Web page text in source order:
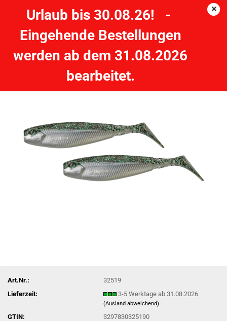
Urlaub bis 30.08.26! -
Eingehende Bestellungen
werden ab dem 31.08.2026
bearbeitet.
2 Stück 3.1" GUNKI G'BUMB 8cm Green Shiner
Art.Nr.:
32519
Lieferzeit:
3-5 Werktage ab 31.08.2026
(Ausland abweichend)
GTIN: 3297830325190